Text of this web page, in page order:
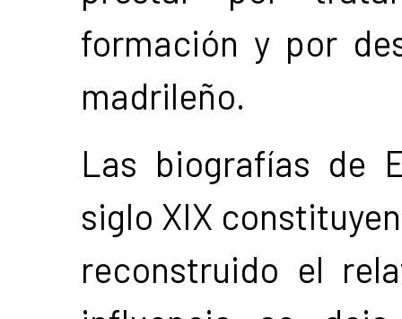
formación y por
madrileño.
Las biografías de
siglo XIX
reconstruido el